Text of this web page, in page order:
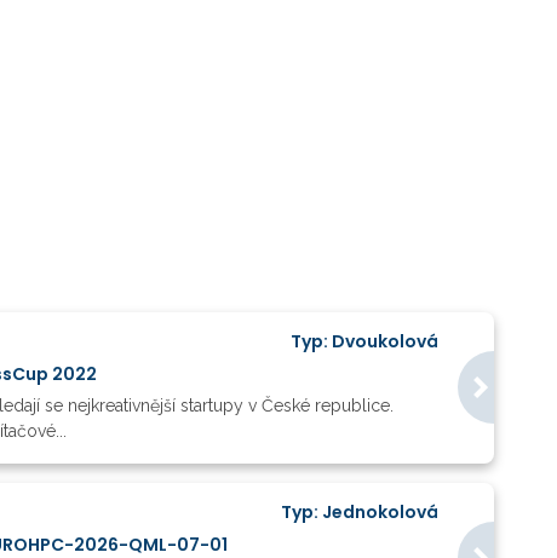
Typ: Dvoukolová
2022
se nejkreativnější startupy v České republice.
Typ: Jednokolová
2026-QML-07-01